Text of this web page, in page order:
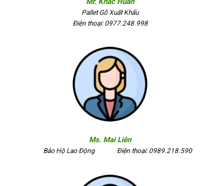
Pallet Gỗ Xuất Khẩu
Điện thoại: 0977.248.998
Ms. Mai Liên
Bảo Hộ Lao Động Điện thoại: 0989.218.590